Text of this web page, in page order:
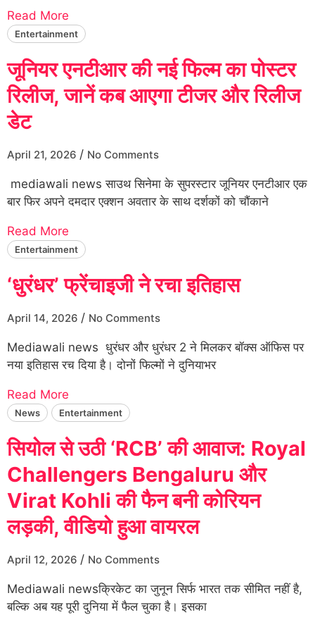
Read More
Entertainment
जूनियर एनटीआर की नई फिल्म का पोस्टर
रिलीज, जानें कब आएगा टीजर और रिलीज
डेट
April 21, 2026 / No Comments
mediawali news साउथ सिनेमा के सुपरस्टार जूनियर एनटीआर एक
बार फिर अपने दमदार एक्शन अवतार के साथ दर्शकों को चौंकाने
Read More
Entertainment
‘धुरंधर’ फ्रेंचाइजी ने रचा इतिहास
April 14, 2026 / No Comments
Mediawali news धुरंधर और धुरंधर 2 ने मिलकर बॉक्स ऑफिस पर
नया इतिहास रच दिया है। दोनों फिल्मों ने दुनियाभर
Read More
News Entertainment
सियोल से उठी ‘RCB’ की आवाज: Royal
Challengers Bengaluru और
Virat Kohli की फैन बनी कोरियन
लड़की, वीडियो हुआ वायरल
April 12, 2026 / No Comments
Mediawali newsक्रिकेट का जुनून सिर्फ भारत तक सीमित नहीं है,
बल्कि अब यह पूरी दुनिया में फैल चुका है। इसका